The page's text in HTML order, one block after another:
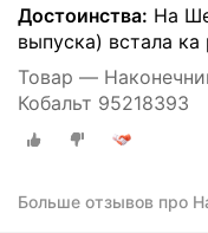
Достоинства: На
выпуска) встала
Товар —
Кобальт 95218393
Больше отзывов про